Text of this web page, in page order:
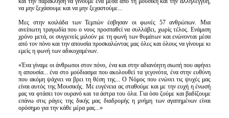
να μην ξεχάσουμε και να μην ξεχαστούμε...
Μες στην κοιλάδα των Τεμπών έσβησαν οι φωνές 57 ανθρώπων. Μια
ανείπωτη τραγωδία που ο νους προσπαθεί να συλλάβει, χωρίς τέλος. Ενάμιση
χρόνο μετά, οι συγγενείς μιλούν με τη φωνή των θυμάτων και ενώνονται μέσα
από τον πόνο και την απουσία προσκαλώντας μας όλες και όλους να γίνουμε κι
εμείς η φωνή των αδικοχαμένων.
«Ένα γίναμε οι άνθρωποι στον πόνο, ένα και στην αδιανόητη σιωπή που αφήνει
η απουσία... ένα στο μούδιασμα που ακολουθεί τα γεγονότα, ένα στην ευθύνη
που ακόμη ψάχνει να βρει τη θέση της... Ο Νόμος που ενώνει τις ψυχές μας
είναι αυτός της Μουσικής. Με ευγένεια ας σταθούμε και με την ευχή η ένωσή
μας να φτάσει τον ουρανό και τα άστρα του όλα. Για όσο ζούμε και βαδίζουμε
επάνω στις ράγες της δικής μας διαδρομής η μνήμη των αγαπημένων είναι
ορόσημο για την κάθε μέρα μας...»